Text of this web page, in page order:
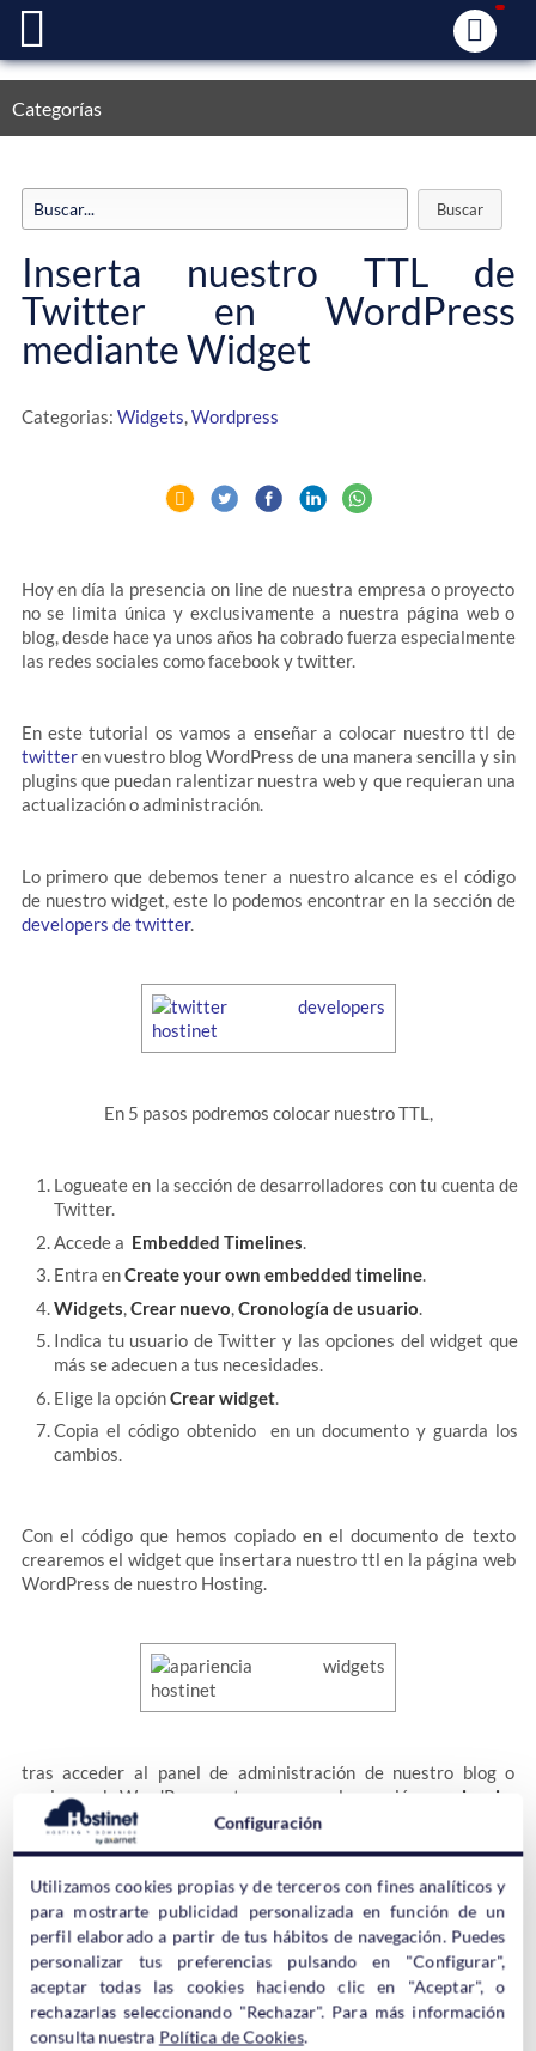
Categorías
Inserta nuestro TTL de
Twitter en WordPress
mediante Widget
Categorias: Widgets,Wordpress
Hoy en día la presencia on line de nuestra empresa o proyecto
no se limita única y exclusivamente a nuestra página web o
blog, desde hace ya unos años ha cobrado fuerza especialmente
las redes sociales como facebook y twitter.
En este tutorial os vamos a enseñar a colocar nuestro ttl de
twitteren vuestro blog WordPress de una manera sencilla y sin
plugins que puedan ralentizar nuestra web y que requieran una
actualización o administración.
Lo primero que debemos tener a nuestro alcance es el código
de nuestro widget, este lo podemos encontrar en la sección de
developers de twitter.
En 5 pasos podremos colocar nuestro TTL,
Logueate en la sección de desarrolladores con tu cuenta de
Twitter.
Accede a Embedded Timelines
Entra enCreate your own embedded timeline.
Widgets Crear nuevo Cronología de usuario
Indica tu usuario de Twitter y las opciones del widget que
más se adecuen a tus necesidades.
Elige la opciónCrear widget
Copia el código obtenido en un documento y guarda los
cambios.
Con el código que hemos copiado en el documento de texto
crearemos el widget que insertara nuestro ttl en la página web
WordPress de nuestro Hosting.
tras acceder al panel de administración de nuestro blog o
pagina web WordPress entraremos en la sección
apariencia-
widgets. Tras elegir el lugar para el ttl que mejor se adapte a
nuestro theme de WordPress deberemos seleccionar
Configuración
Utilizamos cookies propias y de terceros con fines analíticos y
para mostrarte publicidad personalizada en función de un
perfil elaborado a partir de tus hábitos de navegación. Puedes
personalizar tus preferencias pulsando en "Configurar",
aceptar todas las cookies haciendo clic en "Aceptar", o
rechazarlas seleccionando "Rechazar". Para más información
consulta nuestra Política de Cookies.